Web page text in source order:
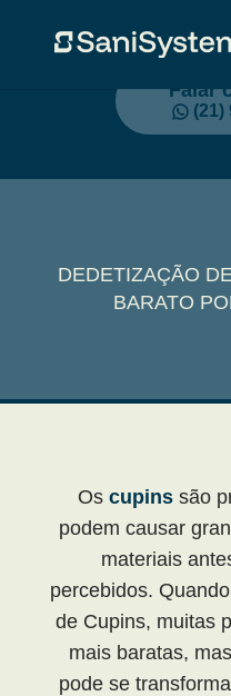
Falar
(21)
DEDETIZAÇÃO
BARATO
Os cupinssão
podem causar
materiais
percebidos.
de Cupins, muitas
mais baratas,
pode se